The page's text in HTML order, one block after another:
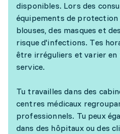
disponibles. Lors des
équipements de protection
blouses, des masques et
risque d'infections. Tes
être irréguliers et varier en
service.
Tu travailles dans des
centres médicaux
professionnels. Tu peux
dans des hôpitaux ou des